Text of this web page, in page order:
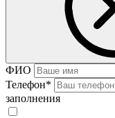
ФИО
Телефон*
заполнения